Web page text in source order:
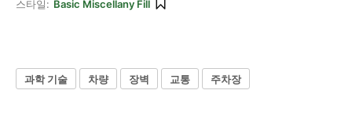
스타일: Basic Miscellany Fill
과학 기술 차량 장벽 교통 주차장